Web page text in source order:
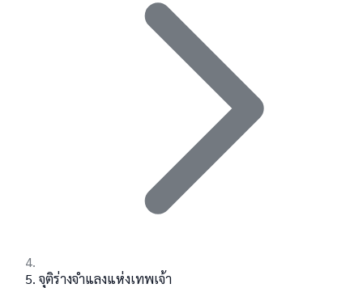
จุติร่างจำแลงแห่งเทพเจ้า